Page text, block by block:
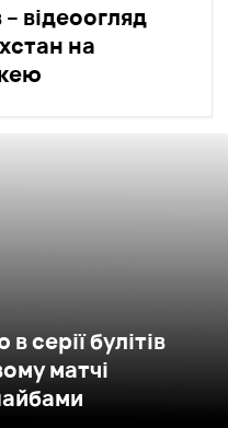
– відеоогляд
на
серії булітів
матчі